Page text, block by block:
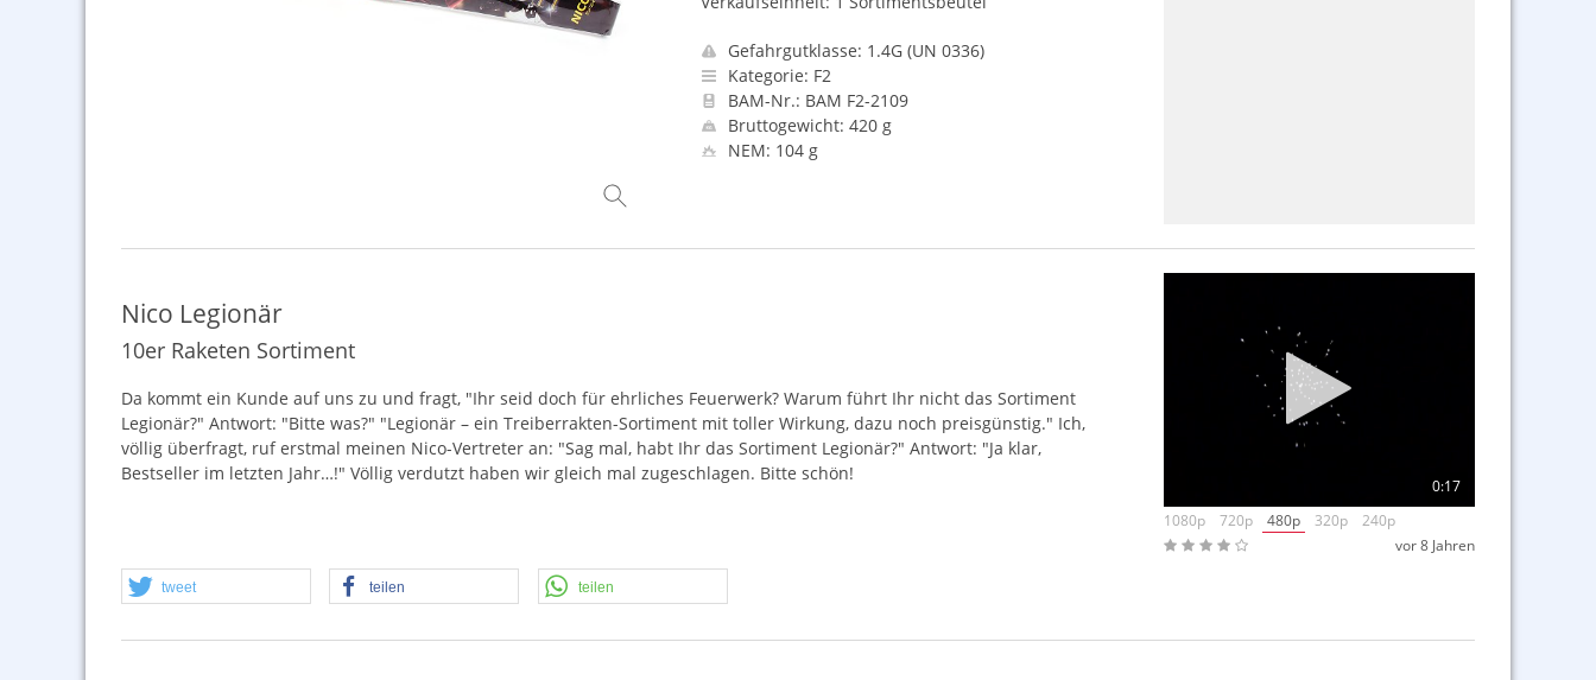
Gefahrgutklasse: 1.4G (UN 0336)
Kategorie: F2
BAM-Nr.: BAM F2-2109
Bruttogewicht: 420 g
NEM: 104 g
Nico Legionär
10er Raketen Sortiment
Da kommt ein Kunde auf uns zu und fragt, "Ihr seid doch für ehrliches Feuerwerk? Warum führt Ihr nicht das Sortiment
Legionär?" Antwort: "Bitte was?" "Legionär – ein Treiberrakten-Sortiment mit toller Wirkung, dazu noch preisgünstig." Ich,
völlig überfragt, ruf erstmal meinen Nico-Vertreter an: "Sag mal, habt Ihr das Sortiment Legionär?" Antwort: "Ja klar,
Bestseller im letzten Jahr…!" Völlig verdutzt haben wir gleich mal zugeschlagen. Bitte schön!
tweet teilen teilen
0:17
1080p
720p 480p 320p
240p
vor 8 Jahren